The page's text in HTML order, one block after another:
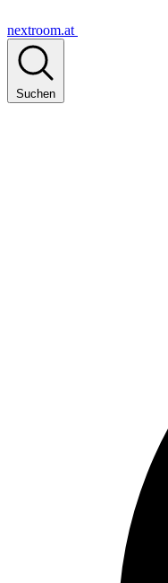
nextroom.at
Suchen